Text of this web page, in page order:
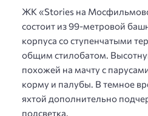
ЖК «Stories на
состоит из 99-метровой
корпуса со ступенчатыми
общим стилобатом.
похожей на мачту с
корму и палубы. В темное
яхтой дополнительно
подсветка.